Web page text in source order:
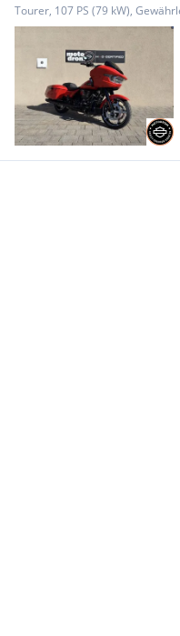
Tourer, 107 PS (79 kW),